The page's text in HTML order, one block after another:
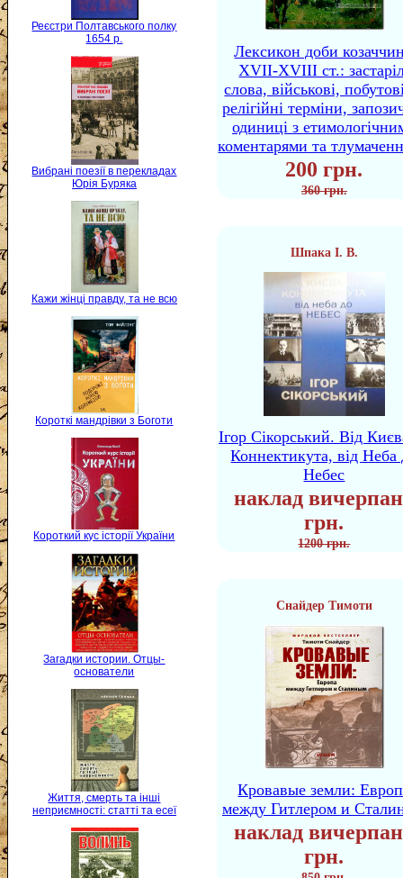
Реєстри Полтавського полку
1654 р.
Вибрані поезії в перекладах
Юрія Буряка
Кажи жінці правду, та не всю
Короткі мандрівки з Боготи
Короткий кус історії України
Загадки истории. Отцы-
основатели
Життя, смерть та інші
неприємності: статті та есеї
Лексикон доби
XVII-XVIII ст.:
слова, військові,
релігійні терміни,
одиниці з
коментарями та
200 грн.
360 грн.
Шпака І. В.
Ігор Сікорський. Від
Коннектикута, від Неба
Небес
наклад
грн.
1200 грн.
Снайдер Тимоти
Кровавые земли:
между Гитлером и
наклад
грн.